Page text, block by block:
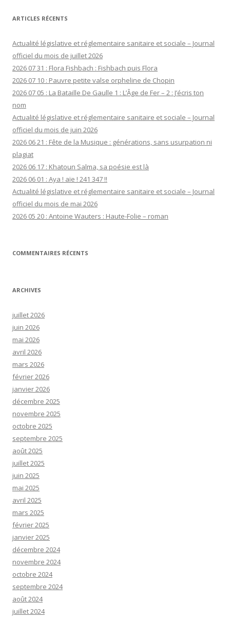
ARTICLES RÉCENTS
Actualité législative et réglementaire sanitaire et sociale – Journal
officiel du mois de juillet 2026
2026 07 31 : Flora Fishbach : Fishbach puis Flora
2026 07 10 : Pauvre petite valse orpheline de Chopin
2026 07 05 : La Bataille De Gaulle 1 : L’Âge de Fer – 2 : J’écris ton
nom
Actualité législative et réglementaire sanitaire et sociale – Journal
officiel du mois de juin 2026
2026 06 21 : Fête de la Musique : générations, sans usurpation ni
plagiat
2026 06 17 : Khatoun Salma, sa poésie est là
2026 06 01 : Aya ! aïe ! 241 347 !!
Actualité législative et réglementaire sanitaire et sociale – Journal
officiel du mois de mai 2026
2026 05 20 : Antoine Wauters : Haute-Folie – roman
COMMENTAIRES RÉCENTS
ARCHIVES
juillet 2026
juin 2026
mai 2026
avril 2026
mars 2026
février 2026
janvier 2026
décembre 2025
novembre 2025
octobre 2025
septembre 2025
août 2025
juillet 2025
juin 2025
mai 2025
avril 2025
mars 2025
février 2025
janvier 2025
décembre 2024
novembre 2024
octobre 2024
septembre 2024
août 2024
juillet 2024